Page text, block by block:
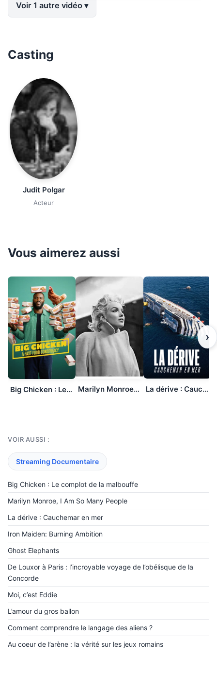
Voir 1 autre vidéo
Casting
Judit Polgar
Acteur
Vous aimerez aussi
Big Chicken : Le complot de la malbouffe Marilyn Monroe, I Am So Many People La dérive : Cauchemar en mer
›
VOIR AUSSI :
Streaming Documentaire
Big Chicken : Le complot de la malbouffe
Marilyn Monroe, I Am So Many People
La dérive : Cauchemar en mer
Iron Maiden: Burning Ambition
Ghost Elephants
De Louxor à Paris : l’incroyable voyage de l’obélisque de la
Concorde
Moi, c’est Eddie
L’amour du gros ballon
Comment comprendre le langage des aliens ?
Au coeur de l’arène : la vérité sur les jeux romains